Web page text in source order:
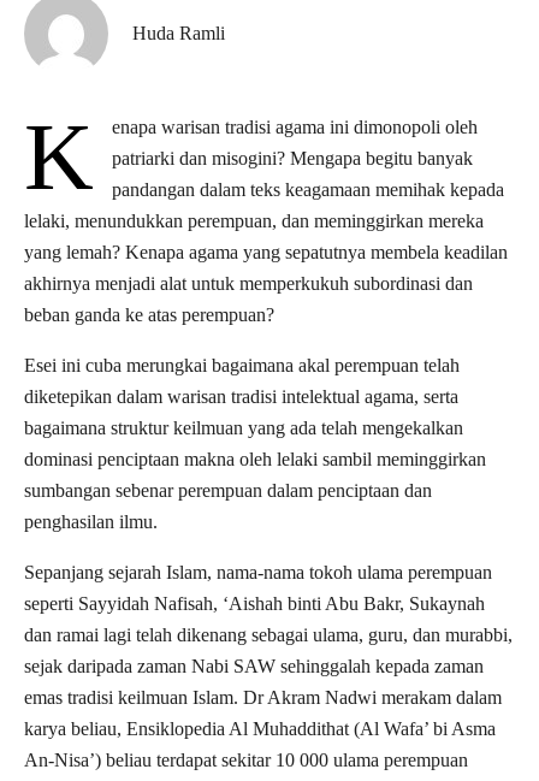
Huda Ramli
K
enapa warisan tradisi agama ini dimonopoli oleh
patriarki dan misogini? Mengapa begitu banyak
pandangan dalam teks keagamaan memihak kepada
lelaki, menundukkan perempuan, dan meminggirkan mereka
yang lemah? Kenapa agama yang sepatutnya membela keadilan
akhirnya menjadi alat untuk memperkukuh subordinasi dan
beban ganda ke atas perempuan?
Esei ini cuba merungkai bagaimana akal perempuan telah
diketepikan dalam warisan tradisi intelektual agama, serta
bagaimana struktur keilmuan yang ada telah mengekalkan
dominasi penciptaan makna oleh lelaki sambil meminggirkan
sumbangan sebenar perempuan dalam penciptaan dan
penghasilan ilmu.
Sepanjang sejarah Islam, nama-nama tokoh ulama perempuan
seperti Sayyidah Nafisah, ‘Aishah binti Abu Bakr, Sukaynah
dan ramai lagi telah dikenang sebagai ulama, guru, dan murabbi,
sejak daripada zaman Nabi SAW sehinggalah kepada zaman
emas tradisi keilmuan Islam. Dr Akram Nadwi merakam dalam
karya beliau, Ensiklopedia Al Muhaddithat (Al Wafa’ bi Asma
An-Nisa’) beliau terdapat sekitar 10 000 ulama perempuan